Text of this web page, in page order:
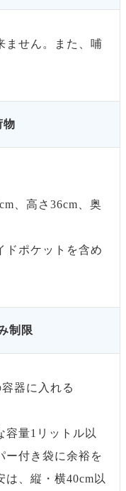
ません。また、哺
物
、高さ36cm、奥
ドポケットを含め
制限
器に入れる
容量1リットル以
ー付き袋に余裕を
、縦・横40cm以